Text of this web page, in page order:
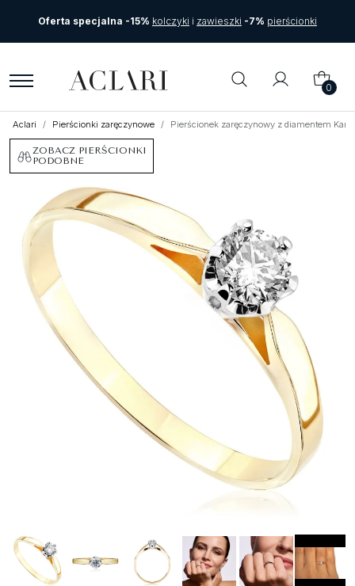
Oferta specjalna -15% kolczyki i zawieszki -7% pierścionki
0
Aclari Pierścionki zaręczynowe Pierścionek zaręczynowy z diamentem
ZOBACZ PIERŚCIONKI
PODOBNE